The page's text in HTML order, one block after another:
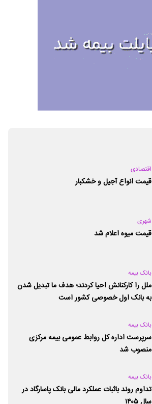
اقتصادی
قیمت انواع آجیل و خشکبار
شهری
قیمت میوه اعلام شد
بانک بیمه
ملل را کارکنانش احیا کردند؛ هدف ما تبدیل شدن
به بانک اول خصوصی کشور است
بانک بیمه
سرپرست اداره کل روابط عمومی بیمه مرکزی
منصوب شد
بانک بیمه
تداوم روند باثبات عملکرد مالی بانک پاسارگاد در